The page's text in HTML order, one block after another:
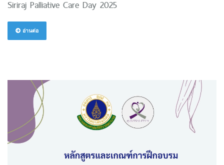
Siriraj Palliative Care Day 2025
อ่านต่อ